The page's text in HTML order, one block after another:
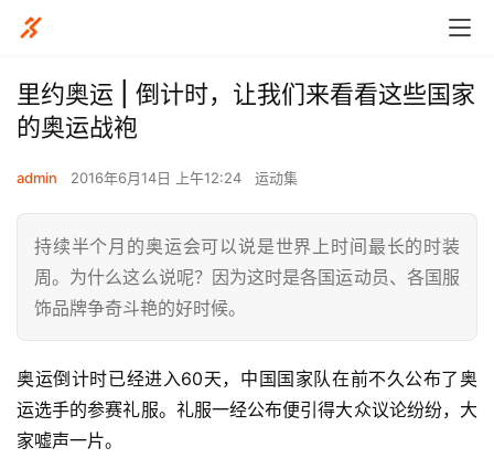
里约奥运 | 倒计时，让我们来看看这些国家
的奥运战袍
admin 2016年6月14日 上午12:24 运动集
持续半个月的奥运会可以说是世界上时间最长的时装
周。为什么这么说呢？因为这时是各国运动员、各国服
饰品牌争奇斗艳的好时候。
奥运倒计时已经进入60天，中国国家队在前不久公布了奥
运选手的参赛礼服。礼服一经公布便引得大众议论纷纷，大
家嘘声一片。